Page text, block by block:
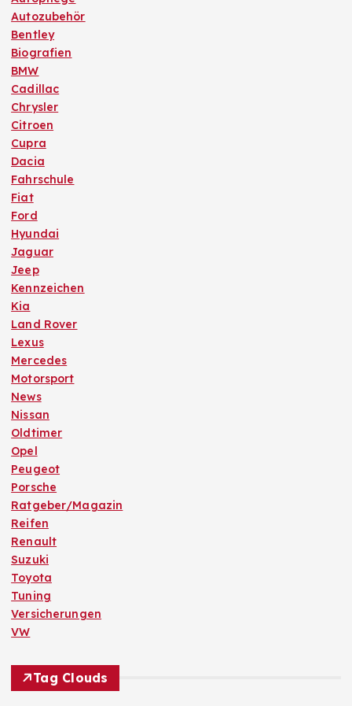
Autozubehör
Bentley
Biografien
BMW
Cadillac
Chrysler
Citroen
Cupra
Dacia
Fahrschule
Fiat
Ford
Hyundai
Jaguar
Jeep
Kennzeichen
Kia
Land Rover
Lexus
Mercedes
Motorsport
News
Nissan
Oldtimer
Opel
Peugeot
Porsche
Ratgeber/Magazin
Reifen
Renault
Suzuki
Toyota
Tuning
Versicherungen
VW
Tag Clouds